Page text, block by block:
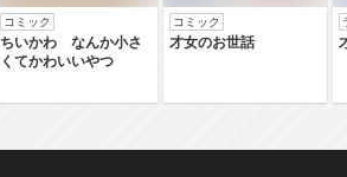
コミック
ちいかわ なんか小さ
くてかわいいやつ
コミック
才女のお世話